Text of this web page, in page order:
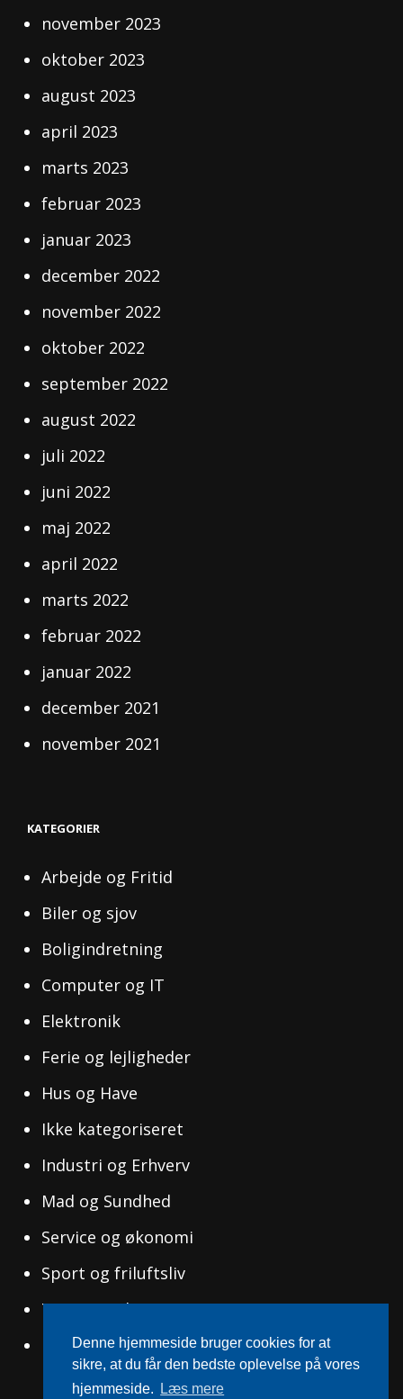
november 2023
oktober 2023
august 2023
april 2023
marts 2023
februar 2023
januar 2023
december 2022
november 2022
oktober 2022
september 2022
august 2022
juli 2022
juni 2022
maj 2022
april 2022
marts 2022
februar 2022
januar 2022
december 2021
november 2021
KATEGORIER
Arbejde og Fritid
Biler og sjov
Boligindretning
Computer og IT
Elektronik
Ferie og lejligheder
Hus og Have
Ikke kategoriseret
Industri og Erhverv
Mad og Sundhed
Service og økonomi
Sport og friluftsliv
Tøj og Mode
Uddannelse og Ledelse
Denne hjemmeside bruger cookies for at
sikre, at du får den bedste oplevelse på vores
hjemmeside.
Læs mere